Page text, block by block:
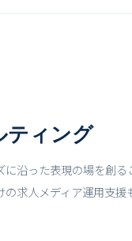
ティング
沿った表現の場を創
の求人メディア運用支